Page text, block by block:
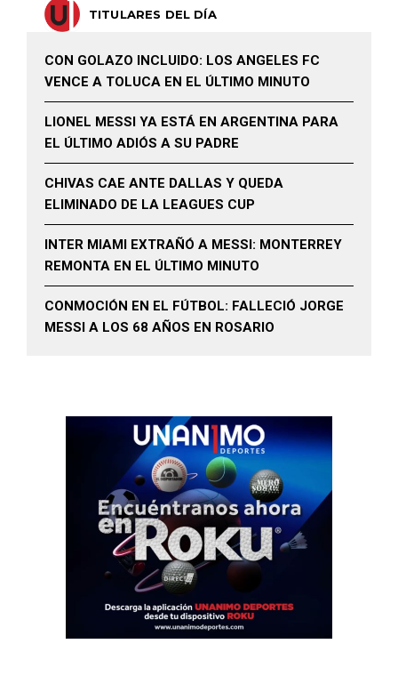
TITULARES DEL DÍA
CON GOLAZO INCLUIDO: LOS ANGELES FC
VENCE A TOLUCA EN EL ÚLTIMO MINUTO
LIONEL MESSI YA ESTÁ EN ARGENTINA PARA
EL ÚLTIMO ADIÓS A SU PADRE
CHIVAS CAE ANTE DALLAS Y QUEDA
ELIMINADO DE LA LEAGUES CUP
INTER MIAMI EXTRAÑÓ A MESSI: MONTERREY
REMONTA EN EL ÚLTIMO MINUTO
CONMOCIÓN EN EL FÚTBOL: FALLECIÓ JORGE
MESSI A LOS 68 AÑOS EN ROSARIO